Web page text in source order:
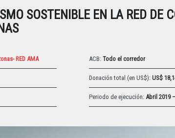
SOSTENIBLE EN LA RED DE
RED AMA ACB: Todo el corredor
Donación total (en US$): US$
Periodo de ejecución: Abril 2019